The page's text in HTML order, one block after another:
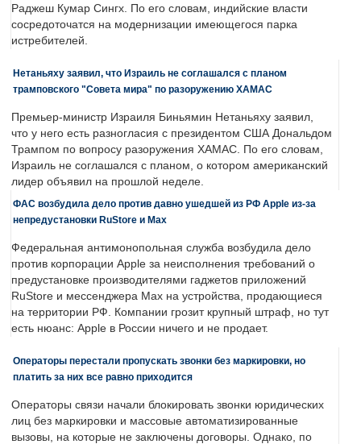
Раджеш Кумар Сингх. По его словам, индийские власти
сосредоточатся на модернизации имеющегося парка
истребителей.
Нетаньяху заявил, что Израиль не соглашался с планом
трамповского "Совета мира" по разоружению ХАМАС
Премьер-министр Израиля Биньямин Нетаньяху заявил,
что у него есть разногласия с президентом США Дональдом
Трампом по вопросу разоружения ХАМАС. По его словам,
Израиль не соглашался с планом, о котором американский
лидер объявил на прошлой неделе.
ФАС возбудила дело против давно ушедшей из РФ Apple из-за
непредустановки RuStore и Max
Федеральная антимонопольная служба возбудила дело
против корпорации Apple за неисполнения требований о
предустановке производителями гаджетов приложений
RuStore и мессенджера Max на устройства, продающиеся
на территории РФ. Компании грозит крупный штраф, но тут
есть нюанс: Apple в России ничего и не продает.
Операторы перестали пропускать звонки без маркировки, но
платить за них все равно приходится
Операторы связи начали блокировать звонки юридических
лиц без маркировки и массовые автоматизированные
вызовы, на которые не заключены договоры. Однако, по